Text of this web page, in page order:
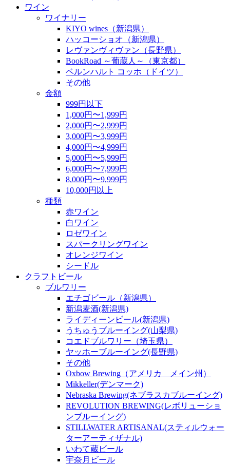
ワイン
ワイナリー
KIYO wines（新潟県）
ハッコーショオ（新潟県）
レヴァンヴィヴァン（長野県）
BookRoad ～葡蔵人～（東京都）
ベルンハルト コッホ（ドイツ）
その他
金額
999円以下
1,000円〜1,999円
2,000円〜2,999円
3,000円〜3,999円
4,000円〜4,999円
5,000円〜5,999円
6,000円〜7,999円
8,000円〜9,999円
10,000円以上
種類
赤ワイン
白ワイン
ロゼワイン
スパークリングワイン
オレンジワイン
シードル
クラフトビール
ブルワリー
エチゴビール（新潟県）
新潟麦酒(新潟県)
ライディーンビール(新潟県)
うちゅうブルーイング(山梨県)
コエドブルワリー（埼玉県）
ヤッホーブルーイング(長野県)
その他
Oxbow Brewing（アメリカ メイン州）
Mikkeller(デンマーク)
Nebraska Brewing(ネブラスカブルーイング)
REVOLUTION BREWING(レボリューショ
ンブルーイング)
STILLWATER ARTISANAL(スティルウォー
ターアーティザナル)
いわて蔵ビール
宇奈月ビール